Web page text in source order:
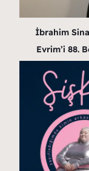
İbrahim
Evrim’i 88.